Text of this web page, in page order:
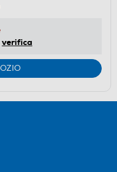
verifica